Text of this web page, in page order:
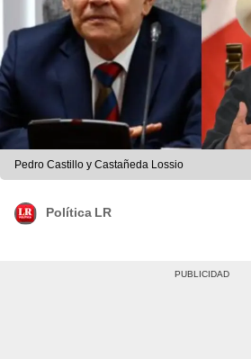
Pedro Castillo y Castañeda Lossio
Política LR